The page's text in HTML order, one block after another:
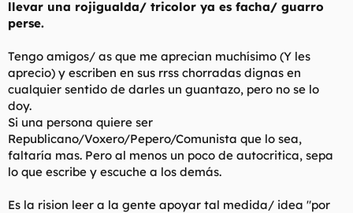
llevar una rojigualda/ tricolor ya es facha/ guarro
perse.
Tengo amigos/ as que me aprecian muchísimo (Y les
aprecio) y escriben en sus rrss chorradas dignas en
cualquier sentido de darles un guantazo, pero no se lo
doy.
Si una persona quiere ser
Republicano/Voxero/Pepero/Comunista que lo sea,
faltaría mas. Pero al menos un poco de autocritica, sepa
lo que escribe y escuche a los demás.
Es la rision leer a la gente apoyar tal medida/ idea "por